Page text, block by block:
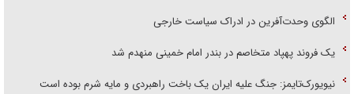
الگوی وحدت‌آفرین در ادراک سیاست خارجی
یک فروند پهپاد متخاصم در بندر امام خمینی منهدم شد
نیویورک‌تایمز: جنگ علیه ایران یک باخت راهبردی و مایه شرم بوده است